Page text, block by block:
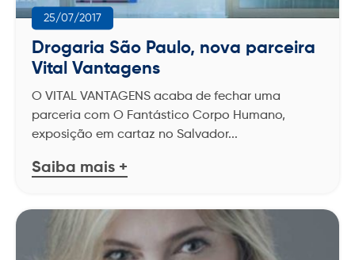
4020-8088 3003-1003
3142-6030 4020-2571 3003-3010
4020-3215
4020-2572 3003-3060
BA
3404-6411 3404-6404
25/07/2017
Drogaria São Paulo, nova parceira
Vital Vantagens
O VITAL VANTAGENS acaba de fechar uma
parceria com O Fantástico Corpo Humano,
exposição em cartaz no Salvador...
Saiba mais +